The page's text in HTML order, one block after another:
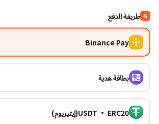
4 طريقة الدفع
Binance Pay
بطاقة هدية
USDT · ERC20(إيثيريوم)